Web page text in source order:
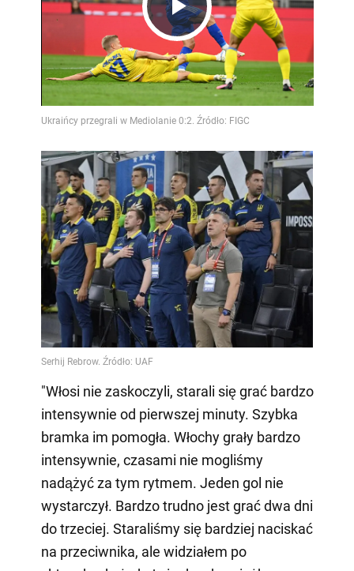
Play
Video
"Włosi nie zaskoczyli, starali się grać bardzo
intensywnie od pierwszej minuty. Szybka
bramka im pomogła. Włochy grały bardzo
intensywnie, czasami nie mogliśmy
nadążyć za tym rytmem. Jeden gol nie
wystarczył. Bardzo trudno jest grać dwa dni
do trzeciej. Staraliśmy się bardziej naciskać
na przeciwnika, ale widziałem po